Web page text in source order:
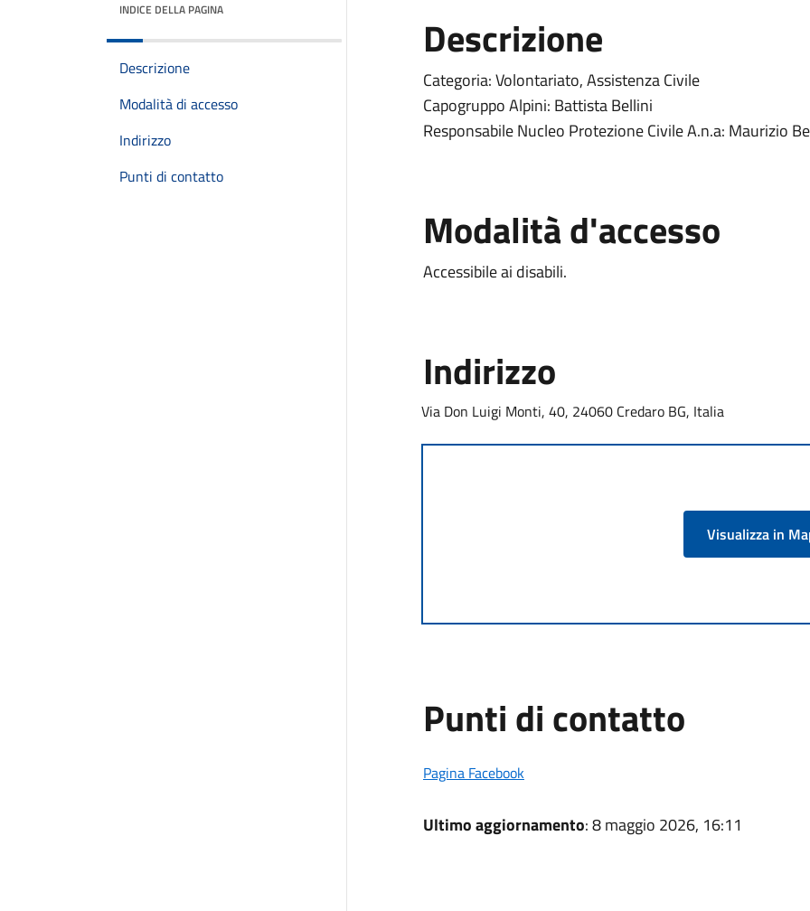
INDICE DELLA PAGINA
Descrizione
Modalità di accesso
Indirizzo
Punti di contatto
Descrizione
Categoria: Volontariato, Assistenza Civile
Capogruppo Alpini: Battista Bellini
Responsabile Nucleo Protezione Civile A.n.a: Maurizio
Modalità d'accesso
Accessibile ai disabili.
Indirizzo
Via Don Luigi Monti, 40, 24060 Credaro BG, Italia
Visualizza in
Punti di contatto
Pagina Facebook
Ultimo aggiornamento: 8 maggio 2026, 16:11